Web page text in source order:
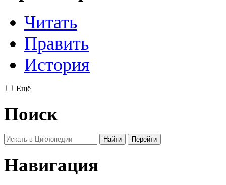
Читать
Править
История
Ещё
Поиск
Навигация